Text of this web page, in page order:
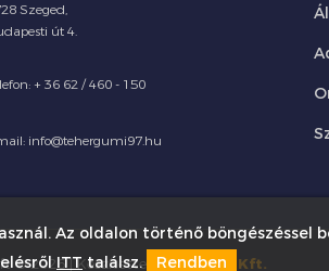
Szeged,
út 4.
+ 36 62 / 460 - 150
info@tehergumi97.hu
© 2026 | Készítette: Innovip.hu Kft.
Az oldalon történő böngészéssel
ITTtalálsz. Rendben